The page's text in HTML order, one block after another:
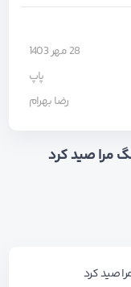
28 مهر 1403
پاپ
رضا بهرام
مرا صید کرد
صید کرد